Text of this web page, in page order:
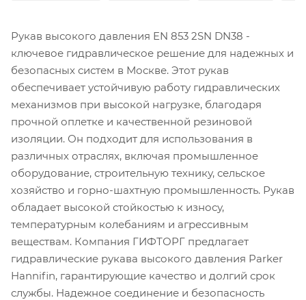
Рукав высокого давления EN 853 2SN DN38 -
ключевое гидравлическое решение для надежных и
безопасных систем в Москве. Этот рукав
обеспечивает устойчивую работу гидравлических
механизмов при высокой нагрузке, благодаря
прочной оплетке и качественной резиновой
изоляции. Он подходит для использования в
различных отраслях, включая промышленное
оборудование, строительную технику, сельское
хозяйство и горно-шахтную промышленность. Рукав
обладает высокой стойкостью к износу,
температурным колебаниям и агрессивным
веществам. Компания ГИФТОРГ предлагает
гидравлические рукава высокого давления Parker
Hannifin, гарантирующие качество и долгий срок
службы. Надежное соединение и безопасность